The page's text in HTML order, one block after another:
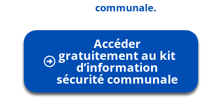
communale.
Accéder
gratuitement au kit
d’information
sécurité communale